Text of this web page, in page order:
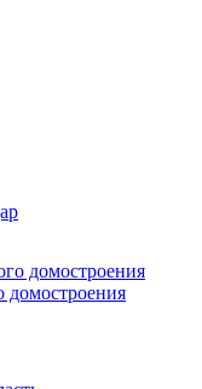
домостроения